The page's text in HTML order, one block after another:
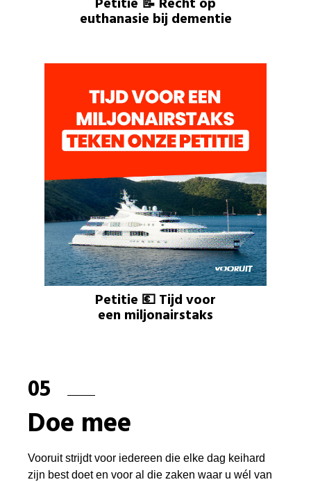
euthanasie bij dementie
Petitie 💶 Tijd voor
een miljonairstaks
05
Doe mee
Vooruit strijdt voor iedereen die elke dag keihard
zijn best doet en voor al die zaken waar u wél van